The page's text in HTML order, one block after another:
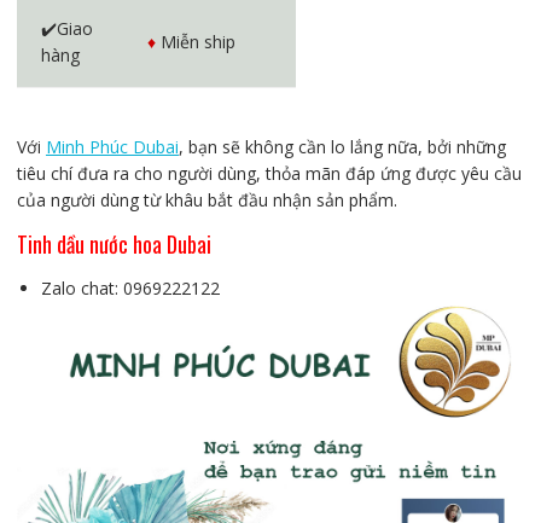
✔️Giao
hàng
♦️ Miễn ship
Với Minh Phúc Dubai, bạn sẽ không cần lo lắng nữa, bởi những
tiêu chí đưa ra cho người dùng, thỏa mãn đáp ứng được yêu cầu
của người dùng từ khâu bắt đầu nhận sản phẩm.
Tinh dầu nước hoa Dubai
Zalo chat: 0969222122